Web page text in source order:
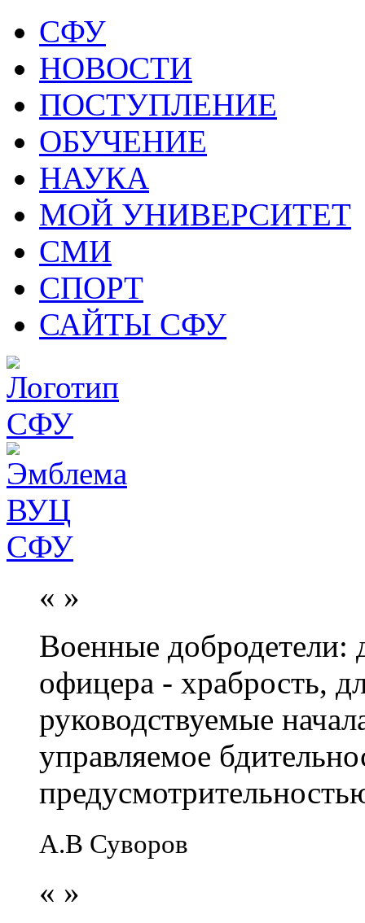
СФУ
НОВОСТИ
ПОСТУПЛЕНИЕ
ОБУЧЕНИЕ
НАУКА
МОЙ УНИВЕРСИТЕТ
СМИ
СПОРТ
САЙТЫ СФУ
« »
Военные добродетели:
офицера - храбрость,
руководствуемые
управляемое
А.В Суворов
« »